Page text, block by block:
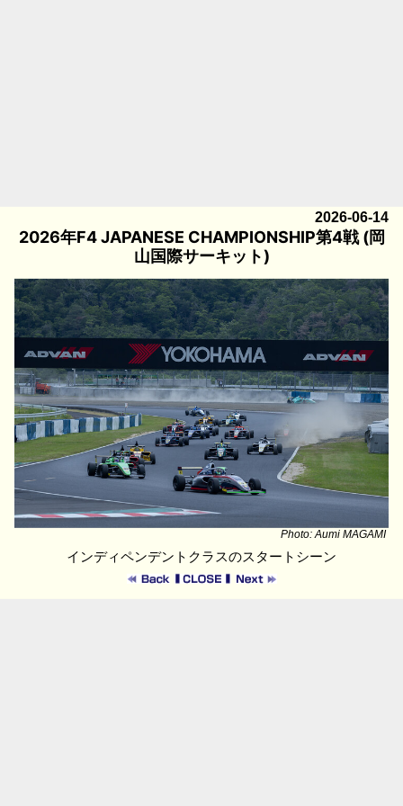
2026-06-14
2026年F4 JAPANESE CHAMPIONSHIP第4戦 (岡
山国際サーキット)
Photo: Aumi MAGAMI
インディペンデントクラスのスタートシーン